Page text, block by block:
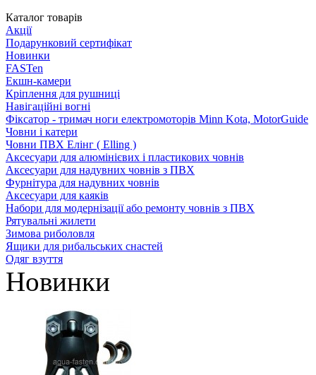
Каталог товарів
Акції
Подарунковий сертифікат
Новинки
FASTen
Екшн-камери
Кріплення для рушниці
Навігаційні вогні
Фіксатор - тримач ноги електромоторів Minn Kota, MotorGuide
Човни і катери
Човни ПВХ Елінг ( Elling )
Аксесуари для алюмінієвих і пластикових човнів
Аксесуари для надувних човнів з ПВХ
Фурнітура для надувних човнів
Аксесуари для каяків
Набори для модернізації або ремонту човнів з ПВХ
Рятувальні жилети
Зимова риболовля
Ящики для рибальських снастей
Одяг взуття
Новинки